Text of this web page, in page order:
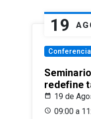
19
redefine
19 de
09:00 a